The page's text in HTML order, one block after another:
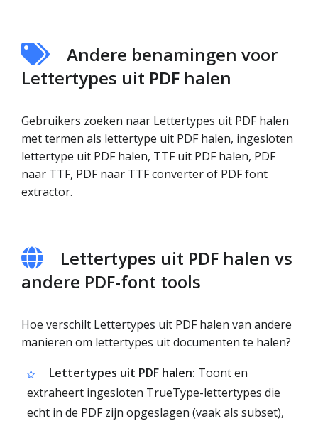
Andere benamingen voor
Lettertypes uit PDF halen
Gebruikers zoeken naar Lettertypes uit PDF halen
met termen als lettertype uit PDF halen, ingesloten
lettertype uit PDF halen, TTF uit PDF halen, PDF
naar TTF, PDF naar TTF converter of PDF font
extractor.
Lettertypes uit PDF halen vs
andere PDF-font tools
Hoe verschilt Lettertypes uit PDF halen van andere
manieren om lettertypes uit documenten te halen?
Lettertypes uit PDF halen: Toont en
extraheert ingesloten TrueType-lettertypes die
echt in de PDF zijn opgeslagen (vaak als subset),